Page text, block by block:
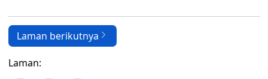
Laman berikutnya
Laman: